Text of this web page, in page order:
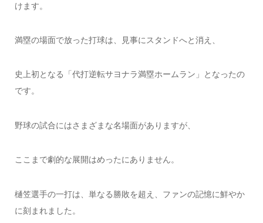
けます。
満塁の場面で放った打球は、見事にスタンドへと消え、
史上初となる「代打逆転サヨナラ満塁ホームラン」となったの
です。
野球の試合にはさまざまな名場面がありますが、
ここまで劇的な展開はめったにありません。
樋笠選手の一打は、単なる勝敗を超え、ファンの記憶に鮮やか
に刻まれました。